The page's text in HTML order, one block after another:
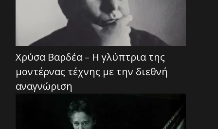
Χρύσα Βαρδέα – Η γλύπτρια της
μοντέρνας τέχνης με την διεθνή
αναγνώριση